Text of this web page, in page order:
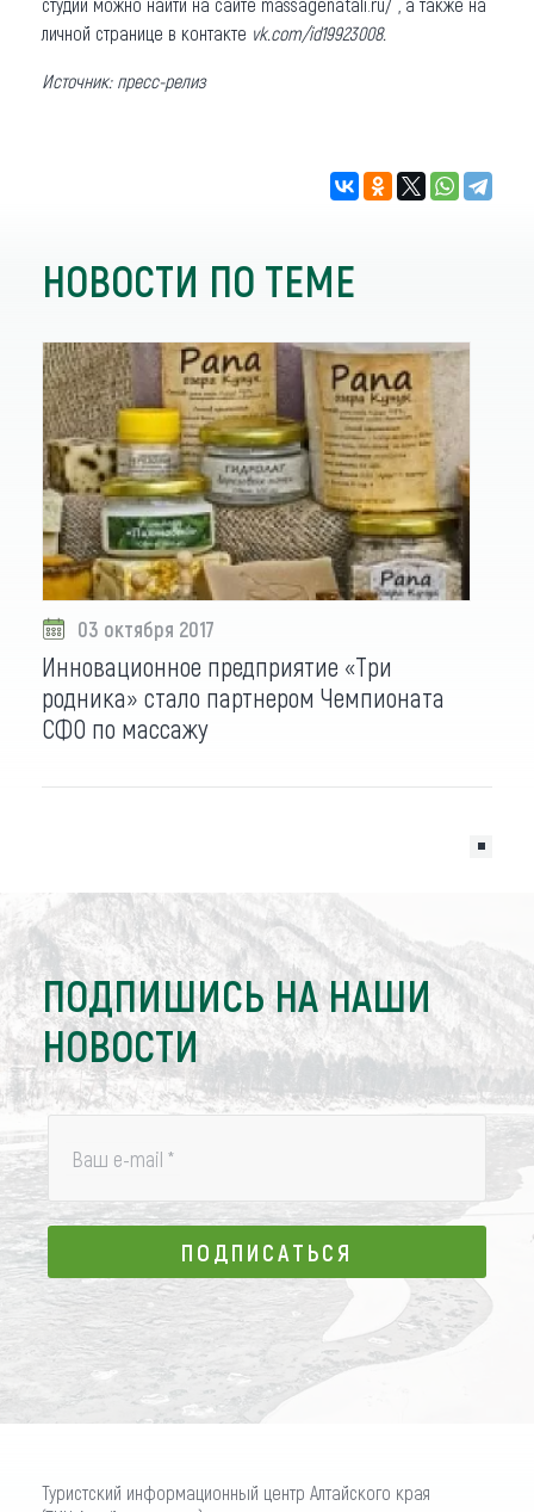
личной странице в контакте vk.com/id19923008.
Источник: пресс-релиз
НОВОСТИ ПО ТЕМЕ
03 октября 2017
Инновационное предприятие «Три
родника» стало партнером Чемпионата
СФО по массажу
ПОДПИШИСЬ НА НАШИ
НОВОСТИ
Ваш e-mail *
ПОДПИСАТЬСЯ
ПОДПИСАТЬСЯ
Туристский информационный центр Алтайского края